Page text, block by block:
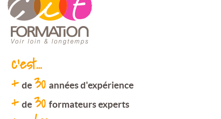
c'est...
+ de30 années d'expérience
+ de30 formateurs experts